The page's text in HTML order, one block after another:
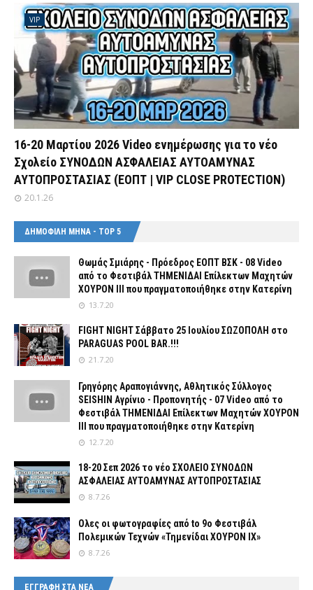
VIP
16-20 Μαρτίου 2026 Video ενημέρωσης για το νέο
Σχολείο ΣΥΝΟΔΩΝ ΑΣΦΑΛΕΙΑΣ ΑΥΤΟΑΜΥΝΑΣ
ΑΥΤΟΠΡΟΣΤΑΣΙΑΣ (ΕΟΠΤ | VIP CLOSE PROTECTION)
20.1.26
ΔΗΜΟΦΙΛΗ ΜΗΝΑ - TOP 5
Θωμάς Σμιάρης - Πρόεδρος ΕΟΠΤ ΒΣΚ - 08 Video
από το Φεστιβάλ ΤΗΜΕΝΙΔΑΙ Επίλεκτων Μαχητών
ΧΟΥΡΟΝ ΙΙΙ που πραγματοποιήθηκε στην Κατερίνη
13.7.20
FIGHT NIGHT Σάββατο 25 Ιουλίου ΣΩΖΟΠΟΛΗ στο
PARAGUAS POOL BAR.!!!
21.7.20
Γρηγόρης Αραπογιάννης, Αθλητικός Σύλλογος
SEISHIN Αγρίνιο - Προπονητής - 07 Video από το
Φεστιβάλ ΤΗΜΕΝΙΔΑΙ Επίλεκτων Μαχητών ΧΟΥΡΟΝ
ΙΙΙ που πραγματοποιήθηκε στην Κατερίνη
12.7.20
18-20 Σεπ 2026 το νέο ΣΧΟΛΕΙΟ ΣΥΝΟΔΩΝ
ΑΣΦΑΛΕΙΑΣ ΑΥΤΟΑΜΥΝΑΣ ΑΥΤΟΠΡΟΣΤΑΣΙΑΣ
8.7.26
Ολες οι φωτογραφίες από tο 9ο Φεστιβάλ
Πολεμικών Τεχνών «Τημενίδαι ΧΟΥΡΟΝ ΙΧ»
8.7.26
ΕΓΓΡΑΦΗ ΣΤΑ ΝΕΑ